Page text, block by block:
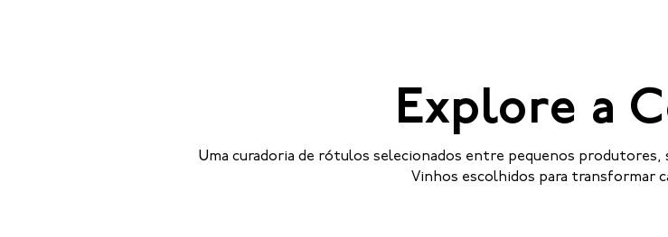
Explore a
Uma curadoria de rótulos selecionados entre pequenos
Vinhos escolhidos para transformar